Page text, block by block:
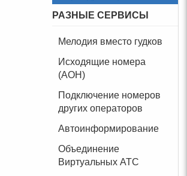
РАЗНЫЕ СЕРВИСЫ
Мелодия вместо гудков
Исходящие номера
(АОН)
Подключение номеров
других операторов
Автоинформирование
Объединение
Виртуальных АТС